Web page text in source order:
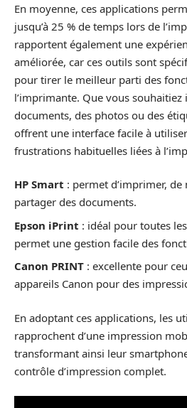
En moyenne, ces applications
jusqu’à 25 % de temps lors de
rapportent également une
améliorée, car ces outils sont
pour tirer le meilleur parti des
l’imprimante. Que vous
documents, des photos ou des
offrent une interface facile à
frustrations habituelles liées à
HP Smart : permet d’imprimer,
partager des documents.
Epson iPrint : idéal pour toutes
permet une gestion facile des
Canon PRINT : excellente pour
appareils Canon pour des
En adoptant ces applications, les
rapprochent d’une impression
transformant ainsi leur
contrôle d’impression complet.